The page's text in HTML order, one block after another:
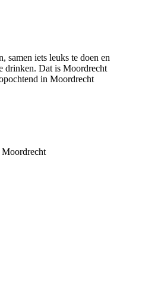
samen iets leuks te doen en
drinken. Dat is Moordrecht
in Moordrecht
Moordrecht